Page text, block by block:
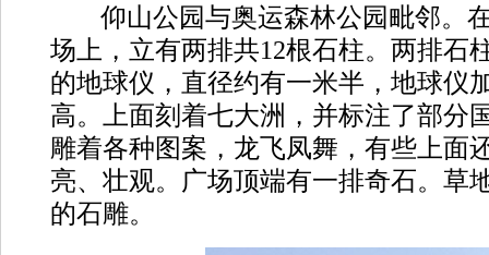
仰山公园与奥运森林公园毗邻。
场上，立有两排共12根石柱。两排石
的地球仪，直径约有一米半，地球仪
高。上面刻着七大洲，并标注了部分
雕着各种图案，龙飞凤舞，有些上面
亮、壮观。广场顶端有一排奇石。草
的石雕。